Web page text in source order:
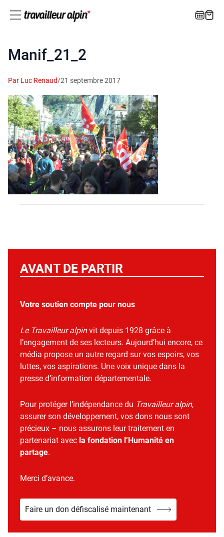
Manif_21_2
Par Luc Renaud/21 septembre 2017
AVANT DE PARTIR
Votre soutien compte pour nous
Le Travailleur alpinvit depuis 1928 grâce à
l’engagement de ses lecteurs. Aujourd’hui encore, ce
média propose un autre regard sur vos espoirs, vos
luttes, vos aspirations. Une voix unique dans la
presse d’information départementale.
Pour protéger l’indépendance du Travailleur alpin,
assurer son développement, vos dons nous sont
précieux – nous assurons leur traitement en
partenariat avec la fondation l’Humanité en
partage.
Merci d’avance.
Faire un don défiscalisé maintenant